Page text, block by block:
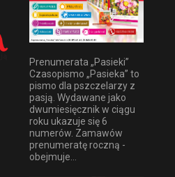
Prenumerata „Pasieki”
Czasopismo „Pasieka” to
pismo dla pszczelarzy z
pasją. Wydawane jako
dwumiesięcznik w ciągu
roku ukazuje się 6
numerów. Zamawów
prenumeratę roczną -
obejmuje...